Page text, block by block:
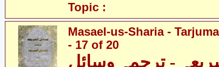
Topic :
Masael-us-Sharia -
- 17 of 20
- ترجمہ وسائل